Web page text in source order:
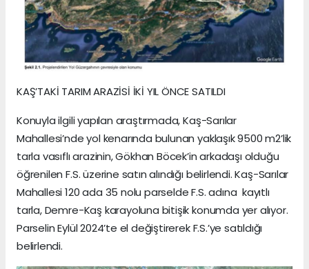
KAŞ’TAKİ TARIM ARAZİSİ İKİ YIL ÖNCE SATILDI
Konuyla ilgili yapılan araştırmada, Kaş-Sarılar
Mahallesi’nde yol kenarında bulunan yaklaşık 9500 m2’lik
tarla vasıflı arazinin, Gökhan Böcek’in arkadaşı olduğu
öğrenilen F.S. üzerine satın alındığı belirlendi. Kaş-Sarılar
Mahallesi 120 ada 35 nolu parselde F.S. adına kayıtlı
tarla, Demre-Kaş karayoluna bitişik konumda yer alıyor.
Parselin Eylül 2024’te el değiştirerek F.S.’ye satıldığı
belirlendi.